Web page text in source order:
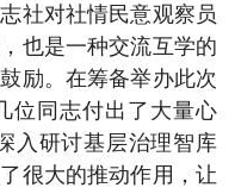
社对社情民意观察员
也是一种交流互学的
励。在筹备举办此次
位同志付出了大量心
入研讨基层治理智库
很大的推动作用，让